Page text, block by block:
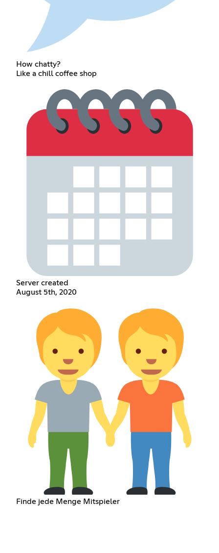
How chatty?
Like a chill coffee shop
Server created
August 5th, 2020
Finde jede Menge Mitspieler